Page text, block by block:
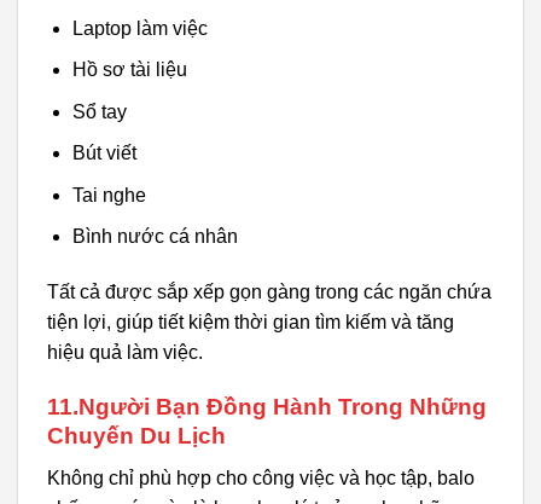
Laptop làm việc
Hồ sơ tài liệu
Sổ tay
Bút viết
Tai nghe
Bình nước cá nhân
Tất cả được sắp xếp gọn gàng trong các ngăn chứa
tiện lợi, giúp tiết kiệm thời gian tìm kiếm và tăng
hiệu quả làm việc.
11.Người Bạn Đồng Hành Trong Những
Chuyến Du Lịch
Không chỉ phù hợp cho công việc và học tập, balo